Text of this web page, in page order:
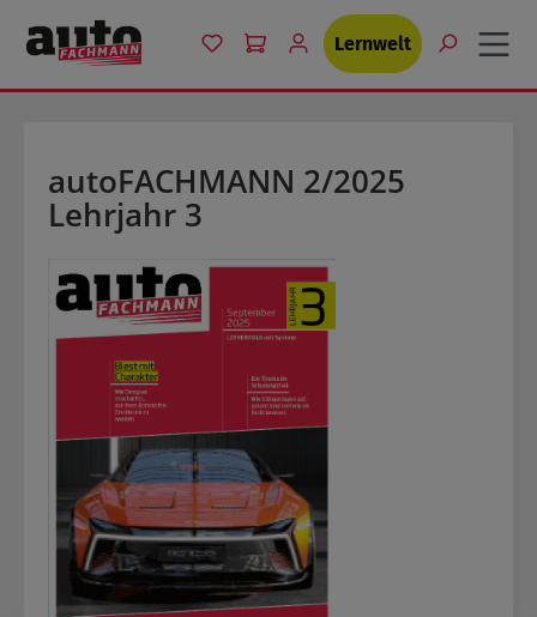
Zum Hauptinhalt springen
Du hast 0 Produkte auf dem
Lernwelt
autoFACHMANN 2/2025
Lehrjahr 3
Bildergalerie überspringen